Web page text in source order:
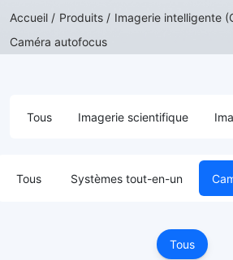
Accueil / Produits / Imagerie intelligente
Caméra autofocus
Tous Imagerie scientifique
Tous Systèmes tout-en-un
Tous